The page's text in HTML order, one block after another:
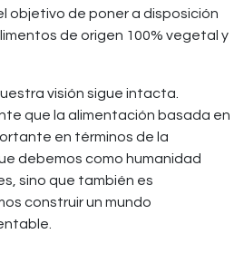
objetivo de poner a disposición
de origen 100% vegetal y
visión sigue intacta.
que la alimentación basada en
en términos de la
debemos como humanidad
sino que también es
construir un mundo